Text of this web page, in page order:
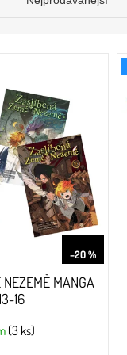
–20 %
MANGA
16
(3 ks)